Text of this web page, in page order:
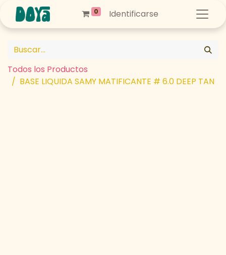
0 Identificarse
Todos los Productos
BASE LIQUIDA SAMY MATIFICANTE # 6.0 DEEP TAN